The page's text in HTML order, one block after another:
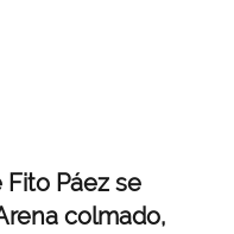
Fito Páez se
colmado,